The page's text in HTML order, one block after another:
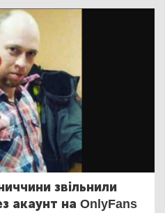
звільнили
акаунт на OnlyFans